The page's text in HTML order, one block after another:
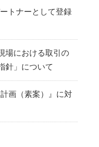
トナーとして登録
場における取引の
針」について
計画（素案）』に対